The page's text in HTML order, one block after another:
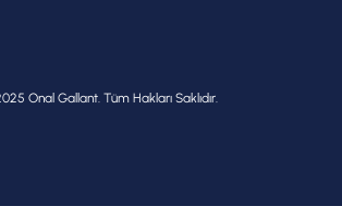
Onal Gallant. Tüm Hakları Saklıdır.